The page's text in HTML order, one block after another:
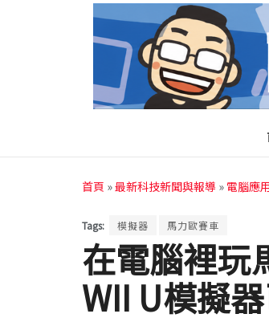
首頁 »最新科技新聞與報導 » 電腦應
Tags: 模擬器 馬力歐賽車
在電腦裡玩
WII U模擬